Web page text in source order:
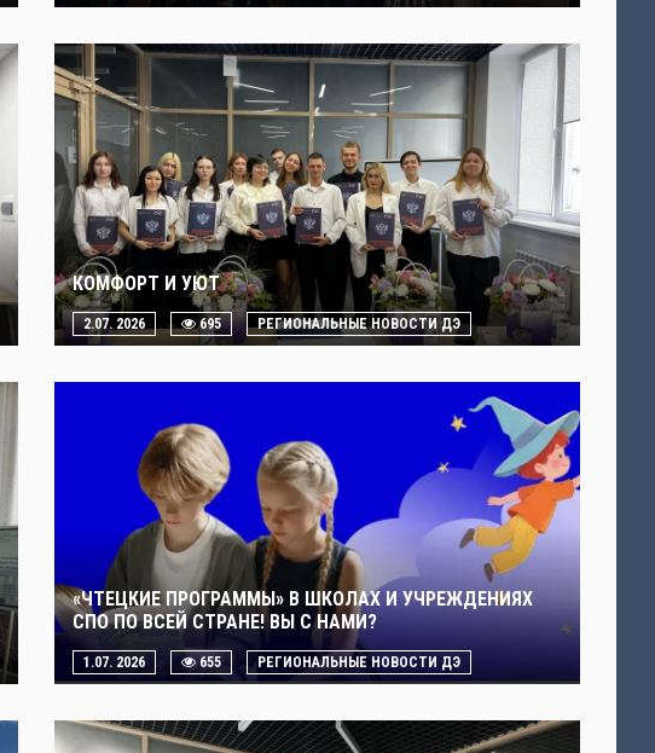
КОМФОРТ И УЮТ
2.07. 2026 695 РЕГИОНАЛЬНЫЕ НОВОСТИ ДЭ
«ЧТЕЦКИЕ ПРОГРАММЫ» В ШКОЛАХ И УЧРЕЖДЕНИЯХ
СПО ПО ВСЕЙ СТРАНЕ! ВЫ С НАМИ?
1.07. 2026 655 РЕГИОНАЛЬНЫЕ НОВОСТИ ДЭ